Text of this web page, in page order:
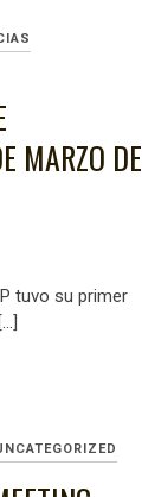
MARZO DE
tuvo su primer